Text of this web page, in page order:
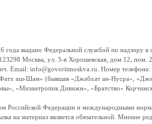
выдано Федеральной службой по надзору в
Москва, ул. 3-я Хорошевская, дом 12, пом.
Email: info@govoritmoskva.ru. Номер
аш-Шам» (бывшая «Джабхат ан-Нусра»,
«Мизантропик Дивижн», «Братство»
Российской Федерации и международными
на материал является обязательной. Мнение